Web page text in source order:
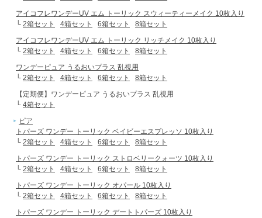
アイコフレワンデーUV エム トーリック スウィーティーメイク 10枚入り
└ 2箱セット 4箱セット 6箱セット
8箱セット
アイコフレワンデーUV エム トーリック リッチメイク 10枚入り
└ 2箱セット 4箱セット 6箱セット
8箱セット
ワンデーピュア うるおいプラス 乱視用
└ 2箱セット 4箱セット 6箱セット
8箱セット
【定期便】ワンデーピュア うるおいプラス 乱視用
└ 4箱セット
ピア
トパーズ ワンデー トーリック ベイビーエスプレッソ 10枚入り
└ 2箱セット 4箱セット 6箱セット
8箱セット
トパーズ ワンデー トーリック ストロベリークォーツ 10枚入り
└ 2箱セット 4箱セット 6箱セット
8箱セット
トパーズ ワンデー トーリック オパール 10枚入り
└ 2箱セット 4箱セット 6箱セット
8箱セット
トパーズ ワンデー トーリック デートトパーズ 10枚入り